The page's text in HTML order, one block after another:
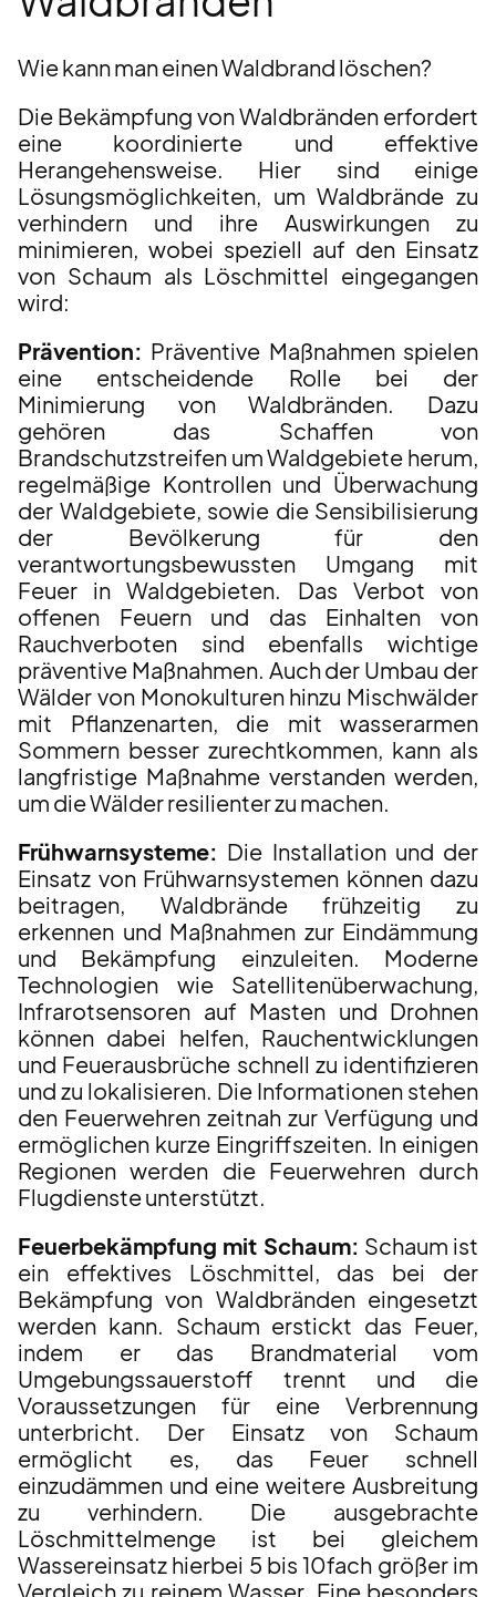
Wie kann man einen Waldbrand löschen?
Die Bekämpfung von Waldbränden erfordert
eine koordinierte und effektive
Herangehensweise. Hier sind einige
Lösungsmöglichkeiten, um Waldbrände zu
verhindern und ihre Auswirkungen zu
minimieren, wobei speziell auf den Einsatz
von Schaum als Löschmittel eingegangen
wird:
Prävention: Präventive Maßnahmen spielen
eine entscheidende Rolle bei der
Minimierung von Waldbränden. Dazu
gehören das Schaffen von
Brandschutzstreifen um Waldgebiete herum,
regelmäßige Kontrollen und Überwachung
der Waldgebiete, sowie die Sensibilisierung
der Bevölkerung für den
verantwortungsbewussten Umgang mit
Feuer in Waldgebieten. Das Verbot von
offenen Feuern und das Einhalten von
Rauchverboten sind ebenfalls wichtige
präventive Maßnahmen. Auch der Umbau der
Wälder von Monokulturen hinzu Mischwälder
mit Pflanzenarten, die mit wasserarmen
Sommern besser zurechtkommen, kann als
langfristige Maßnahme verstanden werden,
um die Wälder resilienter zu machen.
Frühwarnsysteme: Die Installation und der
Einsatz von Frühwarnsystemen können dazu
beitragen, Waldbrände frühzeitig zu
erkennen und Maßnahmen zur Eindämmung
und Bekämpfung einzuleiten. Moderne
Technologien wie Satellitenüberwachung,
Infrarotsensoren auf Masten und Drohnen
können dabei helfen, Rauchentwicklungen
und Feuerausbrüche schnell zu identifizieren
und zu lokalisieren. Die Informationen stehen
den Feuerwehren zeitnah zur Verfügung und
ermöglichen kurze Eingriffszeiten. In einigen
Regionen werden die Feuerwehren durch
Flugdienste unterstützt.
Feuerbekämpfung mit Schaum: Schaum ist
ein effektives Löschmittel, das bei der
Bekämpfung von Waldbränden eingesetzt
werden kann. Schaum erstickt das Feuer,
indem er das Brandmaterial vom
Umgebungssauerstoff trennt und die
Voraussetzungen für eine Verbrennung
unterbricht. Der Einsatz von Schaum
ermöglicht es, das Feuer schnell
einzudämmen und eine weitere Ausbreitung
zu verhindern. Die ausgebrachte
Löschmittelmenge ist bei gleichem
Wassereinsatz hierbei 5 bis 10fach größer im
Vergleich zu reinem Wasser. Eine besonders